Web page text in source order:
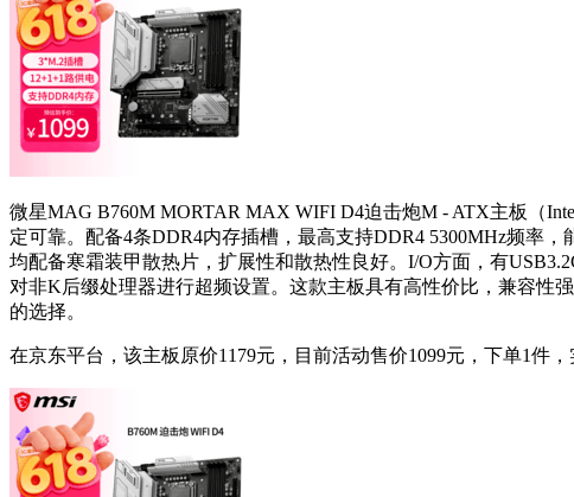
微星MAG B760M MORTAR MAX WIFI D4迫击炮M - ATX主板（
定可靠。配备4条DDR4内存插槽，最高支持DDR4 5300MHz频率
均配备寒霜装甲散热片，扩展性和散热性良好。I/O方面，有
对非K后缀处理器进行超频设置。这款主板具有高性价比，兼容性
的选择。
在京东平台，该主板原价1179元，目前活动售价1099元，下单1件，